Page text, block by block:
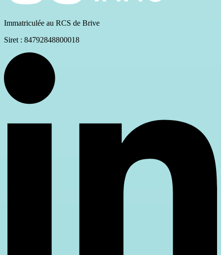
Immatriculée au RCS de Brive
Siret : 84792848800018